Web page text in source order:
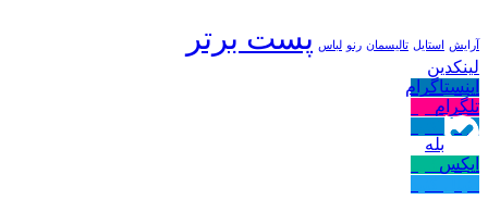
آرایش استایل تالیسمان رنو لباس پست برتر
لینکدین
دنبال کنید
اینستاگرام
دنبال کنید
تلگرام
دنبال کنید
بله
دنبال کنید
ایکس